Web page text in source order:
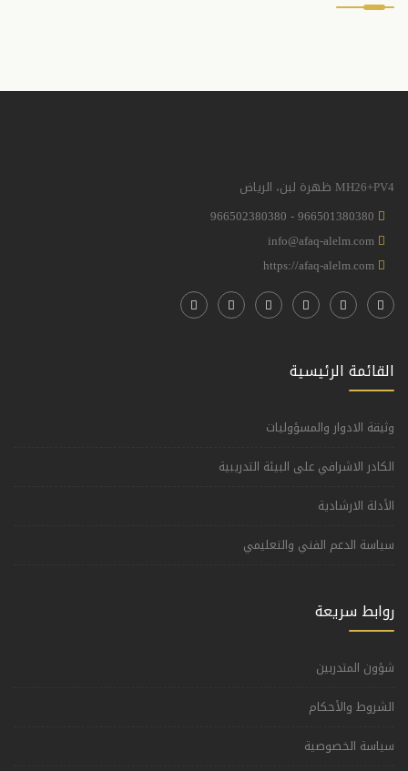
MH26+PV4 ظهرة لبن، الرياض
966501380380 - 966502380380
info@afaq-alelm.com
https://afaq-alelm.com
القائمة الرئيسية
وثيقة الادوار والمسؤوليات
الكادر الاشرافي على البيئة التدريبية
الأدلة الارشادية
سياسة الدعم الفني والتعليمي
روابط سريعة
شؤون المتدربين
الشروط والأحكام
سياسة الخصوصية